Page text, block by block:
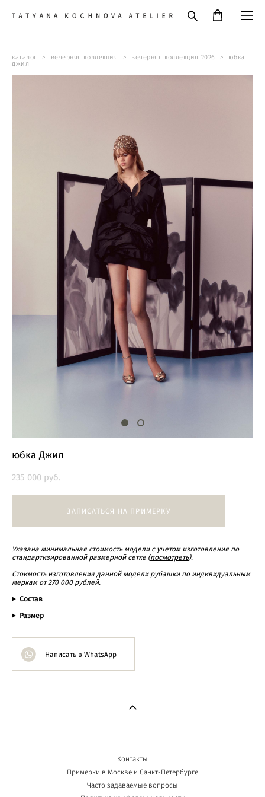
каталог > вечерняя коллекция > вечерняя коллекция 2026 >
юбка
джил
юбка Джил
235 000 pуб.
ЗАПИСАТЬСЯ НА ПРИМЕРКУ
Указана минимальная стоимость модели с учетом изготовления по
стандартизированной размерной сетке (посмотреть).
Cтоимость изготовления данной модели рубашки по индивидуальным
меркам от 270 000 рублей.
Состав
Размер
Написать в WhatsApp
Контакты
Примерки в Москве и Санкт-Петербурге
Часто задаваемые вопросы